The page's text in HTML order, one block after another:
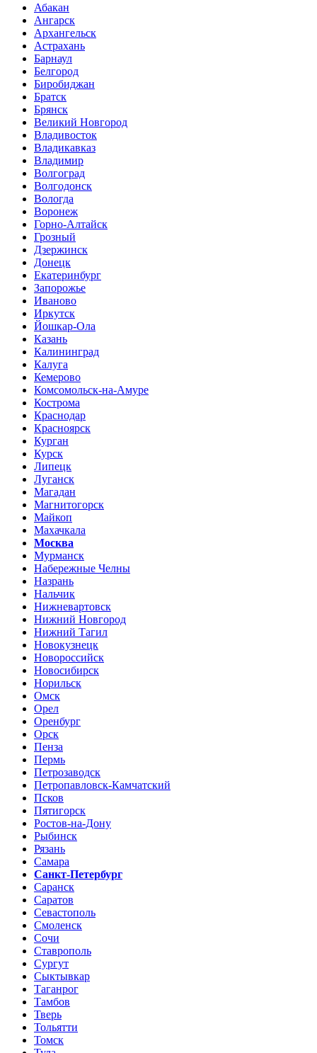
Абакан
Ангарск
Архангельск
Астрахань
Барнаул
Белгород
Биробиджан
Братск
Брянск
Великий Новгород
Владивосток
Владикавказ
Владимир
Волгоград
Волгодонск
Вологда
Воронеж
Горно-Алтайск
Грозный
Дзержинск
Донецк
Екатеринбург
Запорожье
Иваново
Иркутск
Йошкар-Ола
Казань
Калининград
Калуга
Кемерово
Комсомольск-на-Амуре
Кострома
Краснодар
Красноярск
Курган
Курск
Липецк
Луганск
Магадан
Магнитогорск
Майкоп
Махачкала
Москва
Мурманск
Набережные Челны
Назрань
Нальчик
Нижневартовск
Нижний Новгород
Нижний Тагил
Новокузнецк
Новороссийск
Новосибирск
Норильск
Омск
Орел
Оренбург
Орск
Пенза
Пермь
Петрозаводск
Петропавловск-Камчатский
Псков
Пятигорск
Ростов-на-Дону
Рыбинск
Рязань
Самара
Санкт-Петербург
Саранск
Саратов
Севастополь
Смоленск
Сочи
Ставрополь
Сургут
Сыктывкар
Таганрог
Тамбов
Тверь
Тольятти
Томск